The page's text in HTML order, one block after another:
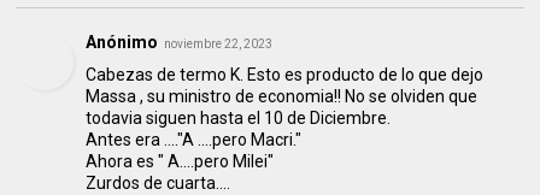
Anónimo noviembre 22, 2023
Cabezas de termo K. Esto es producto de lo que dejo
Massa , su ministro de economia!! No se olviden que
todavia siguen hasta el 10 de Diciembre.
Antes era ...."A ....pero Macri."
Ahora es " A....pero Milei"
Zurdos de cuarta....